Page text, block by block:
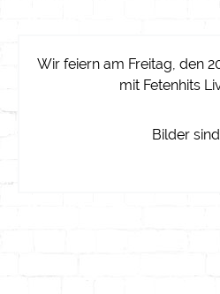
Wir feiern am Freitag, den
mit Fetenhits
Bilder